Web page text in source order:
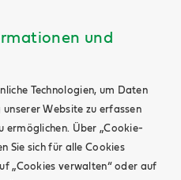
und
Technologien, um Daten
Website zu erfassen
ermöglichen. Über „Cookie-
Sie sich für alle Cookies
„Cookies verwalten“ oder auf